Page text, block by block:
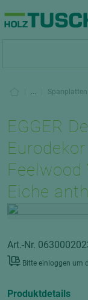
... Spanplatten
EGGER
Eiche
Art.-Nr.
Bitte einloggen um
Produktdetails